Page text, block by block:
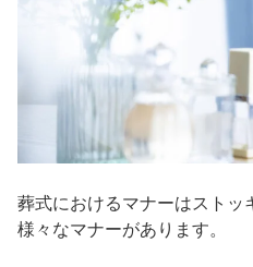
葬式におけるマナーはストッ
様々なマナーがあります。